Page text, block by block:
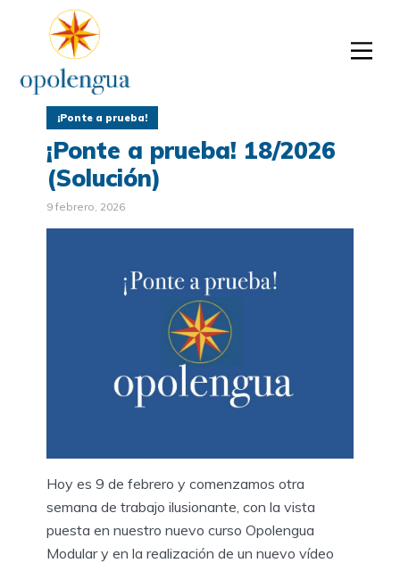
¡Ponte a prueba!
¡Ponte a prueba! 18/2026
(Solución)
9 febrero, 2026
Hoy es 9 de febrero y comenzamos otra
semana de trabajo ilusionante, con la vista
puesta en nuestro nuevo curso Opolengua
Modular y en la realización de un nuevo vídeo